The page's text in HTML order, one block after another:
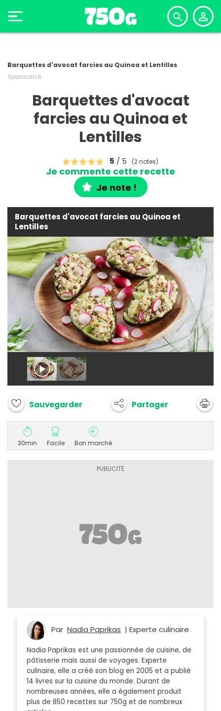
Barquettes d'avocat farcies au Quinoa et Lentilles
Sponsorisé
Barquettes d'avocat
farcies au Quinoa et
Lentilles
5 / 5 (2 notes)
Je commente cette recette
Je note !
Barquettes d'avocat farcies au Quinoa et
Lentilles
Sauvegarder Partager
30min Facile Bon marché
Par Nadia Paprikas | Experte culinaire
Nadia Paprikas est une passionnée de cuisine, de
pâtisserie mais aussi de voyages. Experte
culinaire, elle a créé son blog en 2005 et a publié
14 livres sur la cuisine du monde. Durant de
nombreuses années, elle a également produit
plus de 850 recettes sur 750g et de nombreux